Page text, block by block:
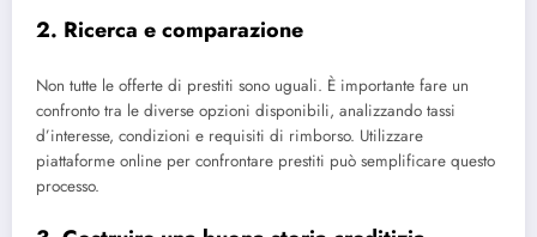
2. Ricerca e comparazione
Non tutte le offerte di prestiti sono uguali. È importante fare un
confronto tra le diverse opzioni disponibili, analizzando tassi
d’interesse, condizioni e requisiti di rimborso. Utilizzare
piattaforme online per confrontare prestiti può semplificare questo
processo.